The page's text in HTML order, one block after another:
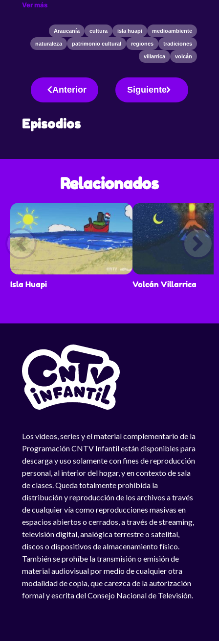
Ver más
Araucanía cultura isla huapi medioambiente
naturaleza patrimonio cultural regiones tradiciones
villarrica volcán
Anterior Siguiente
Episodios
Relacionados
Isla Huapi Volcán Villarrica
Los videos, series y el material complementario de la
Programación CNTV Infantil están disponibles para
descarga y uso solamente con fines de reproducción
personal, al interior del hogar, y en contexto de sala
de clases. Queda totalmente prohibida la
distribución y reproducción de los archivos a través
de cualquier vía como reproducciones masivas en
espacios abiertos o cerrados, a través de streaming,
televisión digital, analógica terrestre o satelital,
discos o dispositivos de almacenamiento físico.
También se prohíbe la transmisión o emisión de
material audiovisual por medio de cualquier otra
modalidad de copia, que carezca de la autorización
formal y escrita del Consejo Nacional de Televisión.